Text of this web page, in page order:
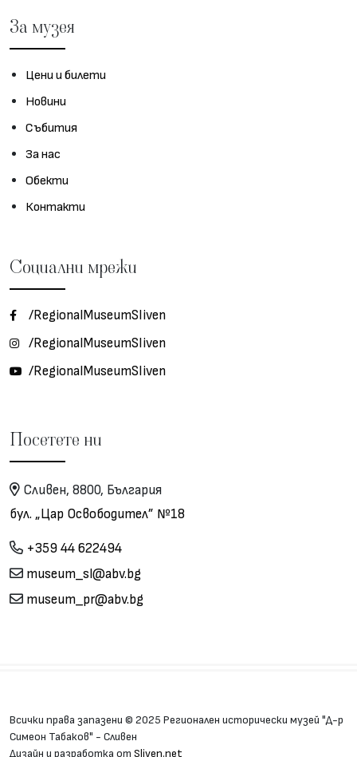
За музея
Цени и билети
Новини
Събития
За нас
Обекти
Контакти
Социални мрежи
/RegionalMuseumSliven
/RegionalMuseumSliven
/RegionalMuseumSliven
Посетете ни
Сливен, 8800, България
бул. „Цар Освободител” №18
+359 44 622494
museum_sl@abv.bg
museum_pr@abv.bg
Всички права запазени © 2025 Регионален исторически музей "Д-р
Симеон Табаков" - Сливен
Дизайн и разработка от Sliven.net